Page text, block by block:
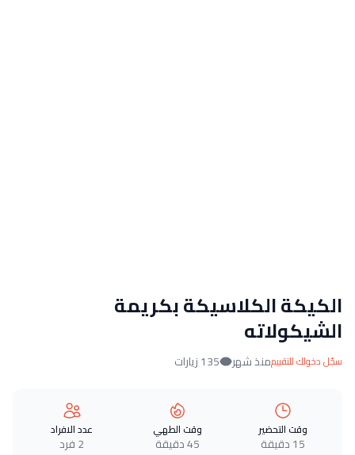
الكيكة الكلاسيكة بكريمة
الشيكولاته
سجّل دخولك للتقييممنذ شهر 135 زيارات
وقت التحضير
15 دقيقة
وقت الطهي
45 دقيقة
عدد الافراد
2 فرد